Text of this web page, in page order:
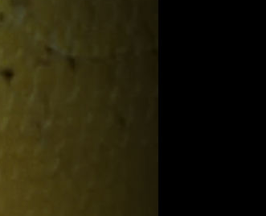
do Sul, mas já
na pesca
as espécies mais
(C. piquiti) e mais
de forma consciente
ambientes naturais. A
desequilíbrios
nativa isso também é